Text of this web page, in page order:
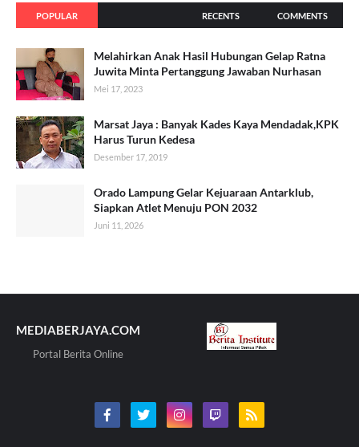
POPULAR RECENTS COMMENTS
Melahirkan Anak Hasil Hubungan Gelap Ratna
Juwita Minta Pertanggung Jawaban Nurhasan
Mei 17, 2023
Marsat Jaya : Banyak Kades Kaya Mendadak,KPK
Harus Turun Kedesa
Desember 17, 2019
Orado Lampung Gelar Kejuaraan Antarklub,
Siapkan Atlet Menuju PON 2032
Juni 11, 2026
MEDIABERJAYA.COM
Portal Berita Online